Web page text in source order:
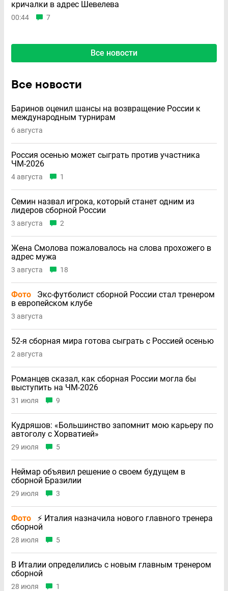
кричалки в адрес Шевелева
00:44 7
Все новости
Все новости
Баринов оценил шансы на возвращение России к
международным турнирам
6 августа
Россия осенью может сыграть против участника
ЧМ-2026
4 августа 1
Семин назвал игрока, который станет одним из
лидеров сборной России
3 августа 2
Жена Смолова пожаловалось на слова прохожего в
адрес мужа
3 августа 18
Фото
Экс-футболист сборной России стал тренером
в европейском клубе
3 августа
52-я сборная мира готова сыграть с Россией осенью
2 августа
Романцев сказал, как сборная России могла бы
выступить на ЧМ-2026
31 июля 9
Кудряшов: «Большинство запомнит мою карьеру по
автоголу с Хорватией»
29 июля 5
Неймар объявил решение о своем будущем в
сборной Бразилии
29 июля 3
Фото
⚡ Италия назначила нового главного тренера
сборной
28 июля 5
В Италии определились с новым главным тренером
сборной
28 июля 1